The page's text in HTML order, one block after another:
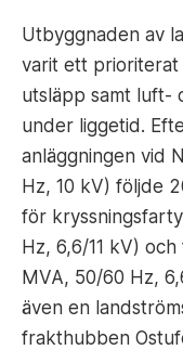
Utbyggnaden av
varit ett prioriterat
utsläpp samt luft-
under liggetid.
anläggningen vid
Hz, 10 kV) följde
för
Hz, 6,6/11 kV)
MVA, 50/60 Hz,
även en
frakthubben